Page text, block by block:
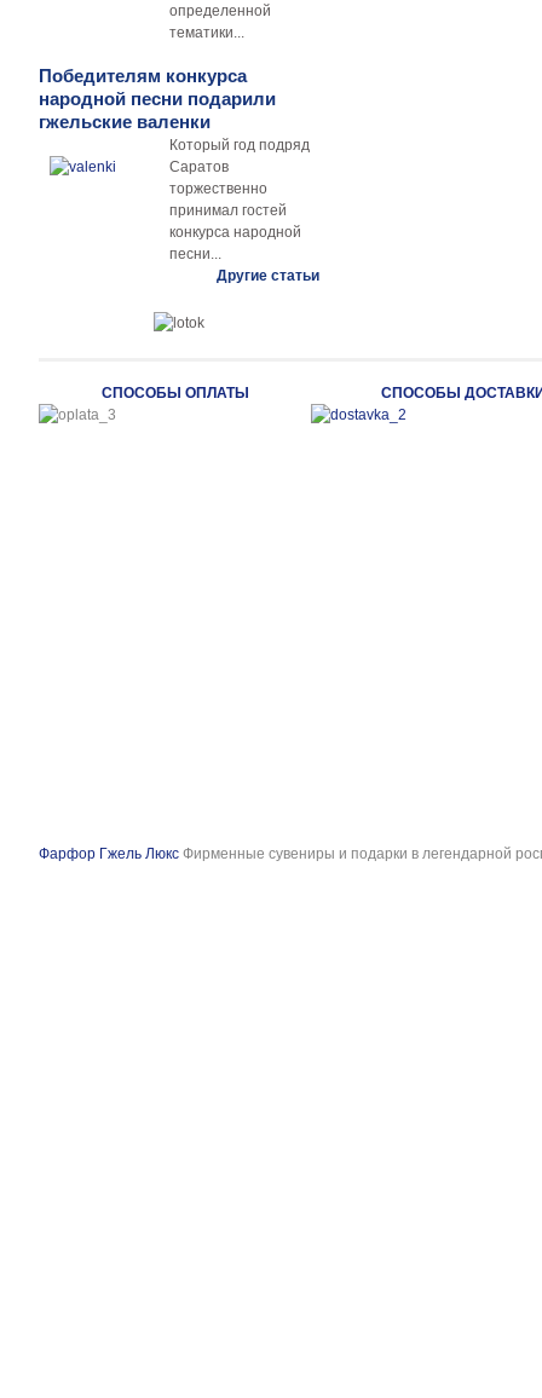
определенной
тематики...
Победителям конкурса
народной песни подарили
гжельские валенки
Который год подряд
Саратов
торжественно
принимал гостей
конкурса народной
песни...
Другие статьи
СПОСОБЫ ОПЛАТЫ СПОСОБЫ
Фарфор Гжель Люкс Фирменные сувениры и подарки в легендарной